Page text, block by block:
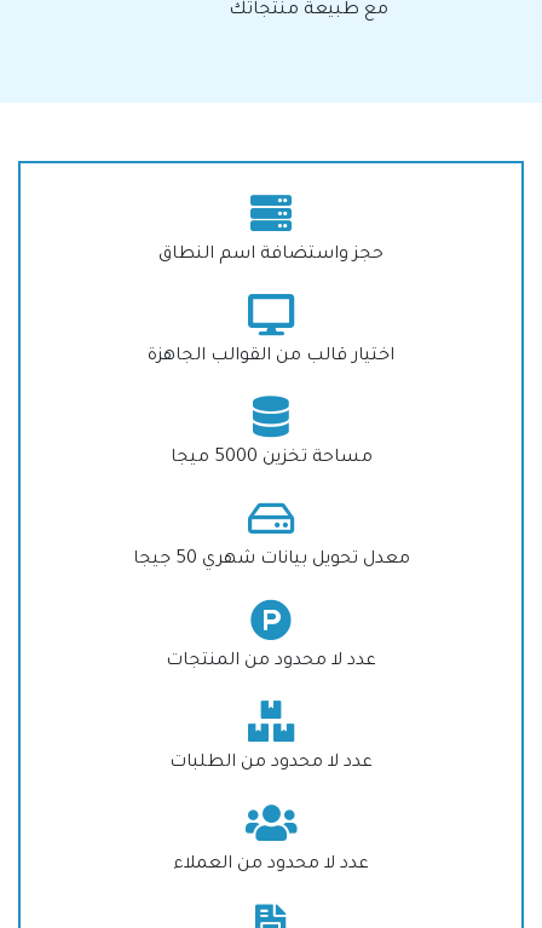
مع طبيعة منتجاتك
حجز واستضافة اسم النطاق
اختيار قالب من القوالب الجاهزة
مساحة تخزين 5000 ميجا
معدل تحويل بيانات شهري 50 جيجا
عدد لا محدود من المنتجات
عدد لا محدود من الطلبات
عدد لا محدود من العملاء